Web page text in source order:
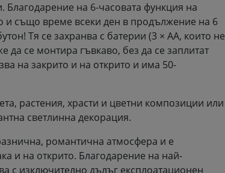
на 6-часовата функция на
и също време всеки ден в продължение на 6
Тя се захранва с батерии (3 × AA, които не
се монтира гъвкаво, без да се заплитат
на закрито и на открито и има 50-
растения, храсти и цветни композиции или
светлинна декорация.
романтична атмосфера и е
и на открито. Благодарение на най-
с изключително дълъг експлоатационен